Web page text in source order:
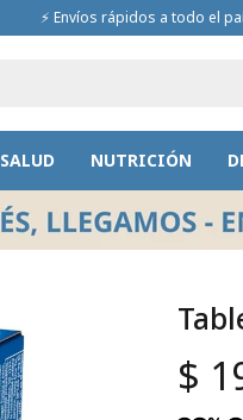
SALUD NUTRICIÓN
⚡ Envíos rápidos a todo el
$